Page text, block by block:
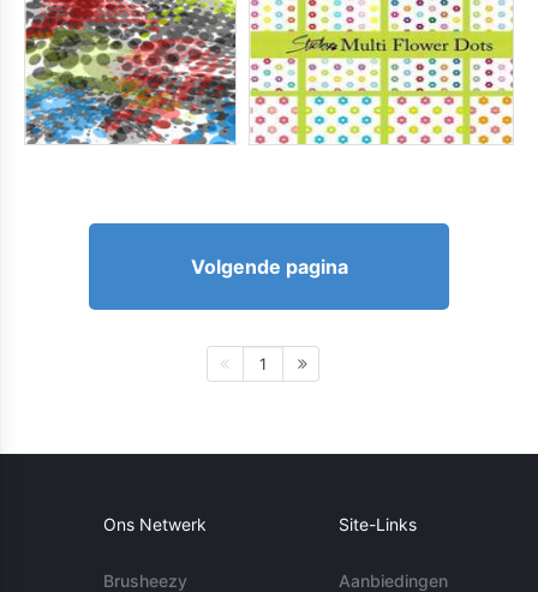
Volgende pagina
1
Ons Netwerk
Brusheezy
Site-Links
Aanbiedingen